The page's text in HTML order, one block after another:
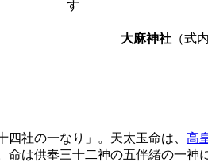
大麻神社 （式
社の一なり」。天太玉命は、 高
は供奉三十二神の五伴緒の一神